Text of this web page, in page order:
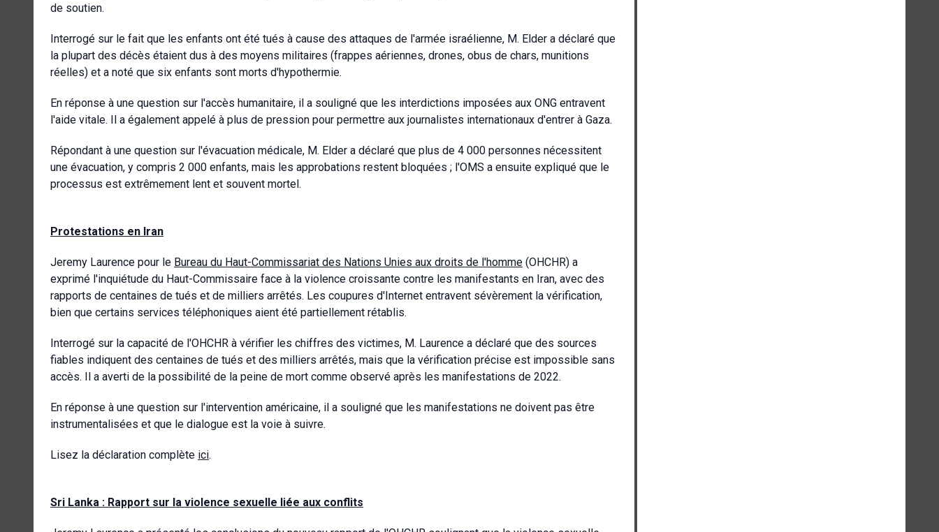
de soutien.
Interrogé sur le fait que les enfants ont été tués à cause des attaques de l'armée israélienne, M. Elder a déclaré que
la plupart des décès étaient dus à des moyens militaires (frappes aériennes, drones, obus de chars, munitions
réelles) et a noté que six enfants sont morts d'hypothermie.
En réponse à une question sur l'accès humanitaire, il a souligné que les interdictions imposées aux ONG entravent
l'aide vitale. Il a également appelé à plus de pression pour permettre aux journalistes internationaux d'entrer à Gaza.
Répondant à une question sur l'évacuation médicale, M. Elder a déclaré que plus de 4 000 personnes nécessitent
une évacuation, y compris 2 000 enfants, mais les approbations restent bloquées ; l'OMS a ensuite expliqué que le
processus est extrêmement lent et souvent mortel.
Protestations en Iran
Jeremy Laurence pour le Bureau du Haut-Commissariat des Nations Unies aux droits de l'homme (OHCHR) a
exprimé l'inquiétude du Haut-Commissaire face à la violence croissante contre les manifestants en Iran, avec des
rapports de centaines de tués et de milliers arrêtés. Les coupures d'Internet entravent sévèrement la vérification,
bien que certains services téléphoniques aient été partiellement rétablis.
Interrogé sur la capacité de l'OHCHR à vérifier les chiffres des victimes, M. Laurence a déclaré que des sources
fiables indiquent des centaines de tués et des milliers arrêtés, mais que la vérification précise est impossible sans
accès. Il a averti de la possibilité de la peine de mort comme observé après les manifestations de 2022.
En réponse à une question sur l'intervention américaine, il a souligné que les manifestations ne doivent pas être
instrumentalisées et que le dialogue est la voie à suivre.
Lisez la déclaration complète ici.
Sri Lanka : Rapport sur la violence sexuelle liée aux conflits